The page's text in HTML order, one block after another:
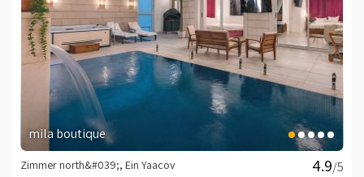
minisite_owner_text
Cordialement, Yaron -052-9708275
mila boutique
/5
Zimmer north&#039;, Ein Yaacov